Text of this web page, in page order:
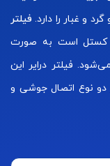
و غبار را دارد.فیلتر
کستل است به صورت
فیلتر درایر این
دو نوع اتصال جوشی و